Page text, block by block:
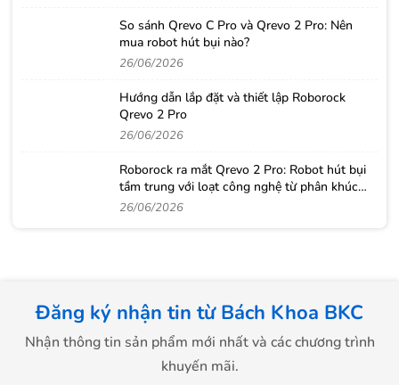
So sánh Qrevo C Pro và Qrevo 2 Pro: Nên
mua robot hút bụi nào?
26/06/2026
Hướng dẫn lắp đặt và thiết lập Roborock
Qrevo 2 Pro
26/06/2026
Roborock ra mắt Qrevo 2 Pro: Robot hút bụi
tầm trung với loạt công nghệ từ phân khúc
cao cấp
26/06/2026
Đăng ký nhận tin từ Bách Khoa BKC
Nhận thông tin sản phẩm mới nhất và các chương trình
khuyến mãi.